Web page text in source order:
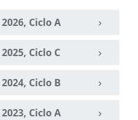
Ciclo A
Ciclo C
Ciclo B
Ciclo A